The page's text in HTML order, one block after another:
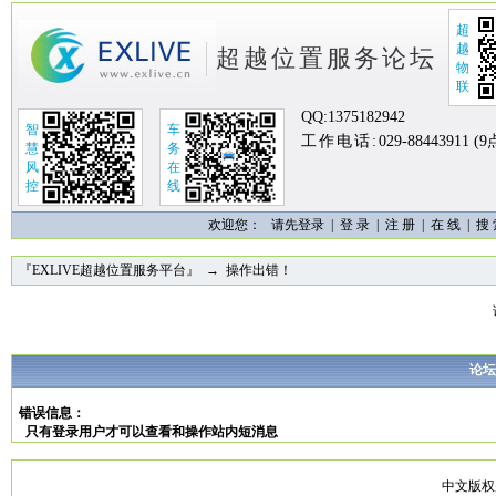
超越位置服务论坛
超
越
物
联
智
慧
风
控
车
务
在
线
QQ:1375182942
工作电话: 029-88443911 (9
欢迎您： 请先登录 | 登 录 注 册 在 线 搜
『EXLIVE超越位置服务平台』 → 操作出错！
论
错误信息：
只有登录用户才可以查看和操作站内短消息
中文版